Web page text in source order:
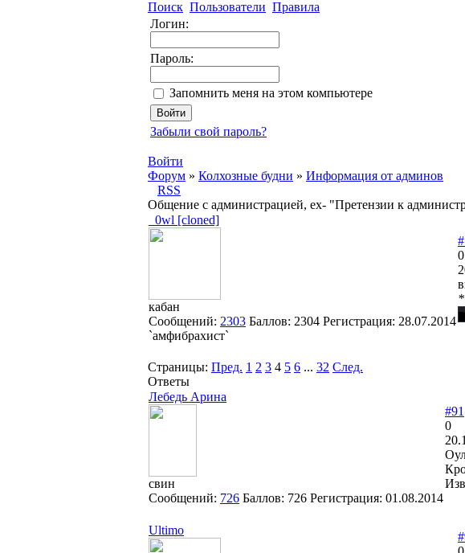
Поиск Пользователи Правила
Логин:
Пароль:
Запомнить меня на этом компьютере
Забыли свой пароль?
Войти
Форум » Колхозные будни » Информация от админов
RSS
Общение с администрацией, ex- "Претензии к
_0wl [cloned]
кабан
Сообщений: 2303 Баллов: 2304 Регистрация: 28.07.2014
`амфибрахист`
0
Страницы: Пред. 1 2 3 4 5 6 ... 32 След.
Ответы
Лебедь Арина
свин
Сообщений: 726 Баллов: 726 Регистрация: 01.08.2014
#91
0
Ultimo